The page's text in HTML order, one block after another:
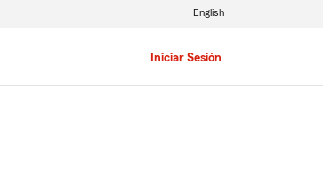
Iniciar Sesión
English